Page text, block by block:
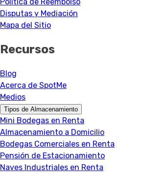
Disputas y Mediación
Mapa del Sitio
Recursos
Blog
Acerca de SpotMe
Medios
Tipos de Almacenamiento
Mini Bodegas en Renta
Almacenamiento a Domicilio
Bodegas Comerciales en Renta
Pensión de Estacionamiento
Naves Industriales en Renta